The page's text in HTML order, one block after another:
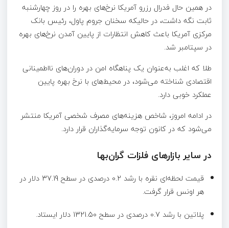
در همین حال فدرال رزرو آمریکا نرخ‌های بهره را در روز چهارشنبه
ثابت نگه داشت، در حالیکه سخنان جروم پاول، رئیس بانک
مرکزی آمریکا باعث کاهش انتظارات از پایین آمدن نرخ‌های بهره
در سپتامبر شد.
طلا که اغلب به‌عنوان یک پناهگاه امن در دوران‌های نااطمینانی
اقتصادی شناخته می‌شود، در محیط‌های با نرخ بهره پایین
عملکرد خوبی دارد.
در ادامه امروز، شاخص هزینه‌های مصرف شخصی آمریکا منتشر
می‌شود که در کانون توجه سرمایه‌گذاران قرار دارد.
در سایر بازارهای فلزات گران‌بها
قیمت لحظه‌ای نقره با رشد 0.2 درصدی در سطح 37.19 دلار در
هر اونس قرار گرفت.
پلاتین با رشد 0.7 درصدی در سطح 1321.50 دلار ایستاد.